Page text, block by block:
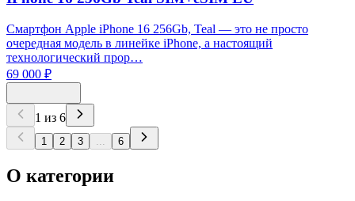
Смартфон Apple iPhone 16 256Gb, Teal — это не просто
очередная модель в линейке iPhone, а настоящий
технологический прор…
69 000 ₽
1 из 6
1 2 3 ... 6
О категории